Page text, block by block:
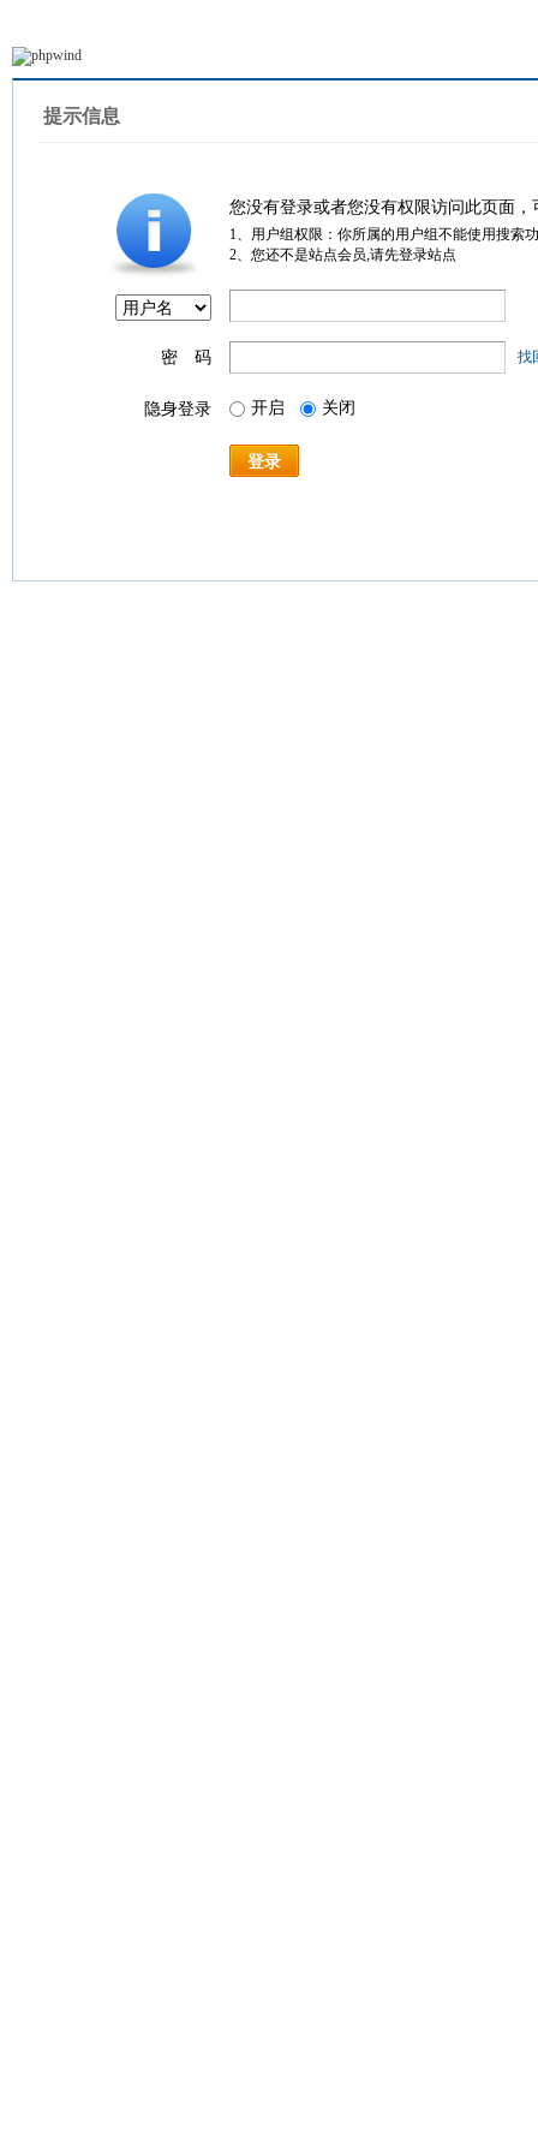
提示信息
您没有登录或者您没有权限访问此页面
1、用户组权限：你所属的用户组不能使用搜索
2、您还不是站点会员,请先登录站点
密 码 找
隐身登录 开启 关闭
登录